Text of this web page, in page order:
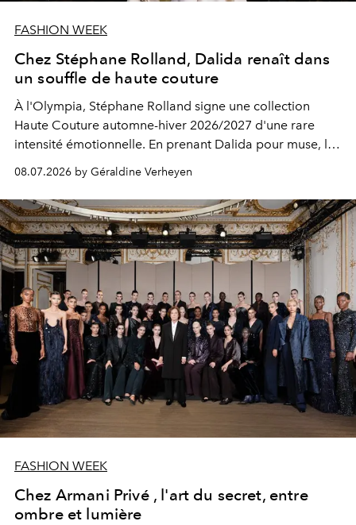
FASHION WEEK
Chez Stéphane Rolland, Dalida renaît dans
un souffle de haute couture
À l'Olympia, Stéphane Rolland signe une collection
Haute Couture automne-hiver 2026/2027 d'une rare
intensité émotionnelle. En prenant Dalida pour muse, le
couturier compose bien plus qu'un défilé : un hommage
vibrant à une femme, une voix et une élégance
intemporelle.
08.07.2026 by Géraldine Verheyen
FASHION WEEK
Chez Armani Privé , l'art du secret, entre
ombre et lumière